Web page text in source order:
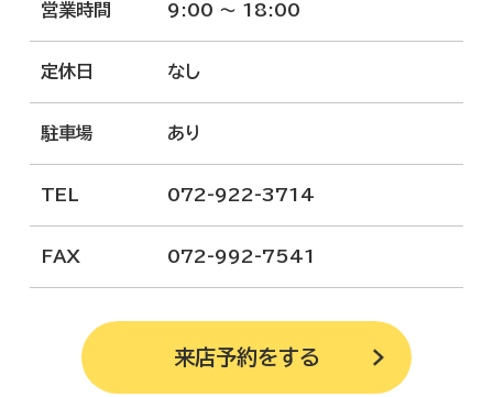
営業時間 9:00 ～ 18:00
定休日 なし
駐車場 あり
TEL 072-922-3714
FAX 072-992-7541
来店予約をする